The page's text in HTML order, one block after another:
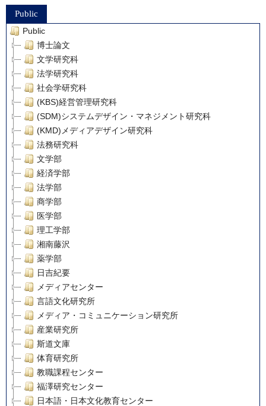
Public
Public
博士論文
文学研究科
法学研究科
社会学研究科
(KBS)経営管理研究科
(SDM)システムデザイン・マネジメント研究科
(KMD)メディアデザイン研究科
法務研究科
文学部
経済学部
法学部
商学部
医学部
理工学部
湘南藤沢
薬学部
日吉紀要
メディアセンター
言語文化研究所
メディア・コミュニケーション研究所
産業研究所
斯道文庫
体育研究所
教職課程センター
福澤研究センター
日本語・日本文化教育センター